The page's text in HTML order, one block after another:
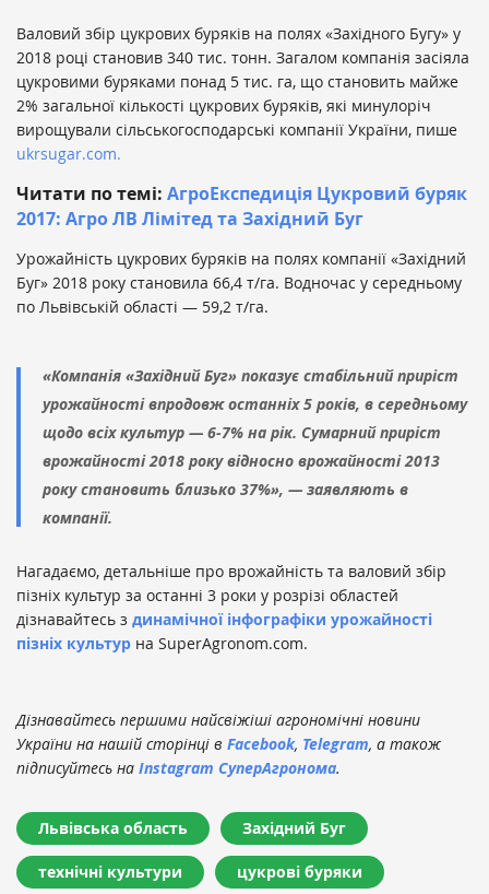
Валовий збір цукрових буряків на полях «Західного Бугу» у
2018 році становив 340 тис. тонн. Загалом компанія засіяла
цукровими буряками понад 5 тис. га, що становить майже
2% загальної кількості цукрових буряків, які минулоріч
вирощували сільськогосподарські компанії України, пише
ukrsugar.com.
Читати по темі: АгроЕкспедиція Цукровий буряк
2017: Агро ЛВ Лімітед та Західний Буг
Урожайність цукрових буряків на полях компанії «Західний
Буг» 2018 року становила 66,4 т/га. Водночас у середньому
по Львівській області — 59,2 т/га.
«Компанія «Західний Буг» показує стабільний приріст
урожайності впродовж останніх 5 років, в середньому
щодо всіх культур — 6-7% на рік. Сумарний приріст
врожайності 2018 року відносно врожайності 2013
року становить близько 37%», — заявляють в
компанії.
Нагадаємо, детальніше про врожайність та валовий збір
пізніх культур за останні 3 роки у розрізі областей
дізнавайтесь з динамічної інфографіки урожайності
пізніх культур на SuperAgronom.com.
Дізнавайтесь першими найсвіжіші агрономічні новини
України на нашій сторінці в Facebook, Telegram, а також
підписуйтесь на Instagram СуперАгронома.
Львівська область Західний Буг
технічні культури цукрові буряки